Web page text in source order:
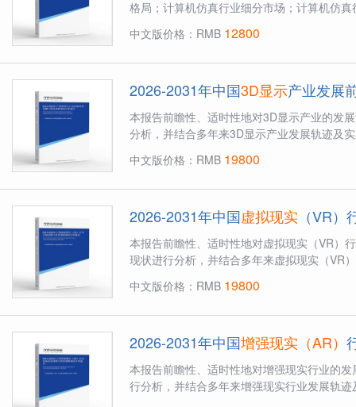
格局；计算机仿真行业细分市场；计算机仿
中文版价格：RMB 12800
2026-2031年中国3D显示产业发展
本报告前瞻性、适时性地对3D显示产业的发
分析，并结合多年来3D显示产业发展轨迹及
中文版价格：RMB 19800
2026-2031年中国虚拟现实 （VR
本报告前瞻性、适时性地对虚拟现实（VR）
现状进行分析，并结合多年来虚拟现实（VR
中文版价格：RMB 19800
2026-2031年中国增强现实（AR）
本报告前瞻性、适时性地对增强现实行业的
行分析，并结合多年来增强现实行业发展轨